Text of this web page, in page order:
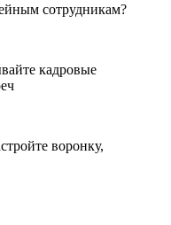
сотрудникам?
кадровые
воронку,